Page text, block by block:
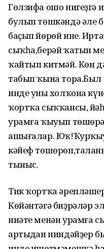
Гөлзифа ошо нигеҙгә
булып төшкәндә әле
баҫып йөрөй ине.
сыҡһа,берәй ҡатын
ҡайтып китмәй. Көн
табып ҡына
инде уның холҡона
ҡортҡа сыҡҡансы,
урамға ҡыуып
ашығалар.
кәйеф
тыныс.
Тик ҡортҡа
Көйәнтәгә биҙрәләр
ниәте менән урамға
артыңдан ниндәйҙер